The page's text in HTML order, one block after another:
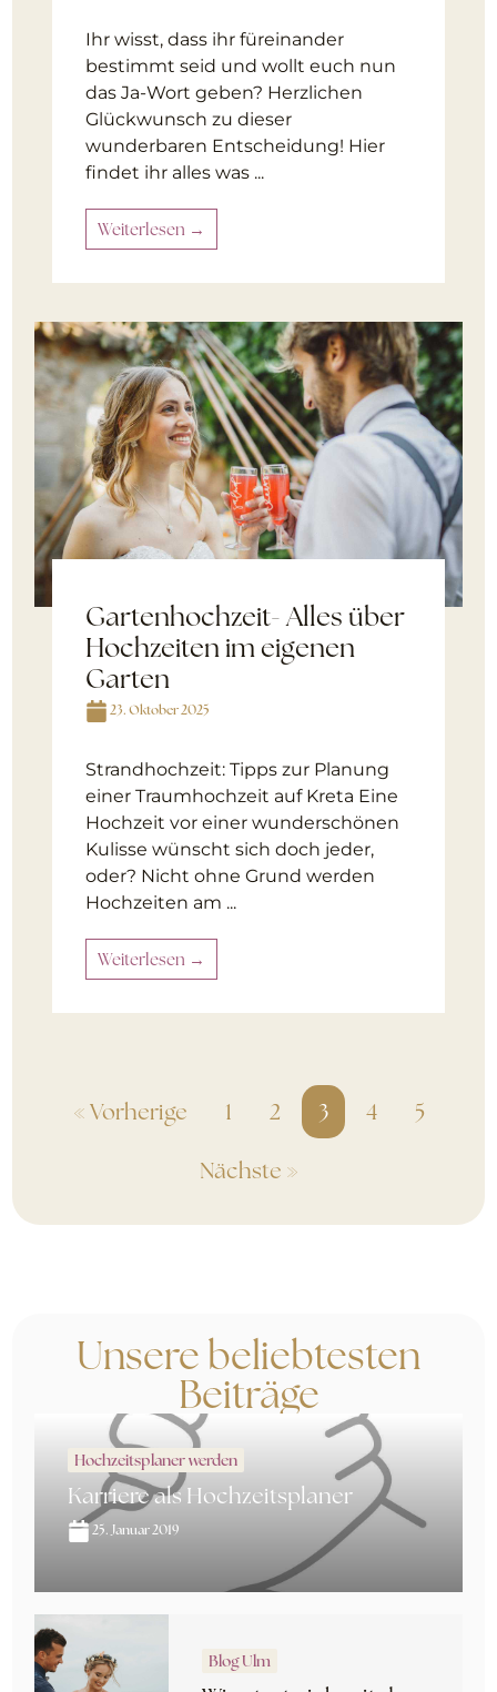
Ihr wisst, dass ihr füreinander
bestimmt seid und wollt euch nun
das Ja-Wort geben? Herzlichen
Glückwunsch zu dieser
wunderbaren Entscheidung! Hier
findet ihr alles was ...
Weiterlesen →
Gartenhochzeit- Alles über
Hochzeiten im eigenen
Garten
23. Oktober 2025
Strandhochzeit: Tipps zur Planung
einer Traumhochzeit auf Kreta Eine
Hochzeit vor einer wunderschönen
Kulisse wünscht sich doch jeder,
oder? Nicht ohne Grund werden
Hochzeiten am ...
Weiterlesen →
« Vorherige 1 2 3 4 5
Nächste »
Unsere beliebtesten
Beiträge
Hochzeitsplaner werden
Karriere als Hochzeitsplaner
25. Januar 2019
Blog Ulm